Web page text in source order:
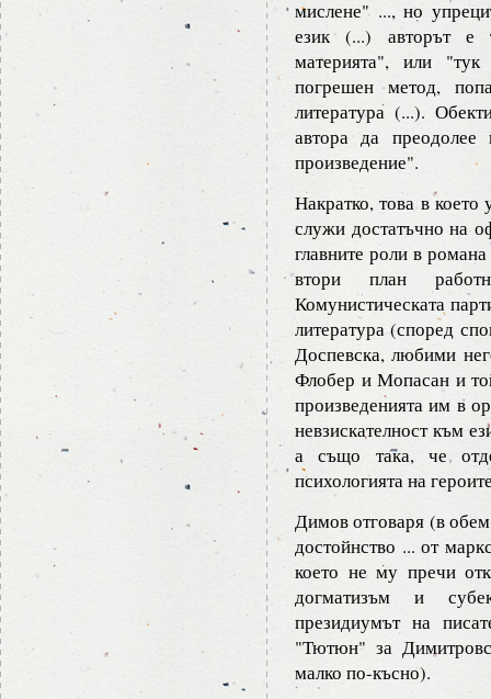
мислене" ..., но
език (...) авторът е
материята", или
погрешен метод,
литература (...).
автора да преодолее
произведение".
Накратко, това в
служи достатъчно на
главните роли в
втори план
Комунистическата
литература (според
Доспевска, любими
Флобер и Мопасан и
произведенията им в
невзискателност към
а също така, че
психологията на
Димов отговаря (в
достойнство ... от
което не му пречи
догматизъм и
президиумът на
"Тютюн" за
малко по-късно).